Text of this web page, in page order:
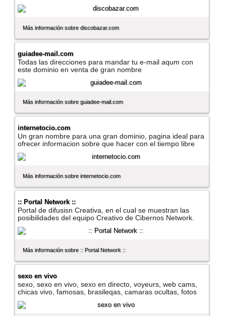
Más información sobre discobazar.com
guiadee-mail.com
Todas las direcciones para mandar tu e-mail aqum con
este dominio en venta de gran nombre
Más información sobre guiadee-mail.com
internetocio.com
Un gran nombre para una gran dominio, pagina ideal para
ofrecer informacion sobre que hacer con el tiempo libre
Más información sobre internetocio.com
:: Portal Network ::
Portal de difusisn Creativa, en el cual se muestran las
posibilidades del equipo Creativo de Cibernos Network.
Más información sobre :: Portal Network ::
sexo en vivo
sexo, sexo en vivo, sexo en directo, voyeurs, web cams,
chicas vivo, famosas, brasileqas, camaras ocultas, fotos